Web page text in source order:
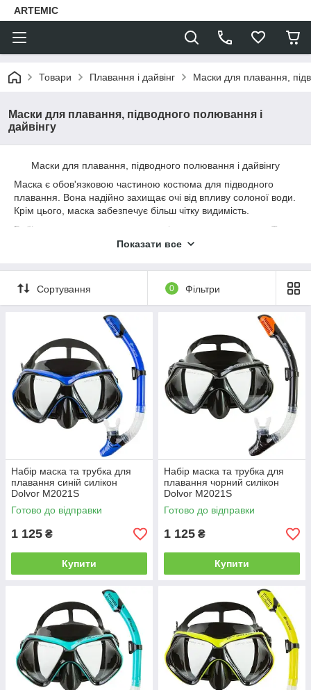
ARTEMIC
Товари Плавання і дайвінг Маски для плавання,
Маски для плавання, підводного полювання і
дайвінгу
Маски для плавання, підводного полювання і дайвінгу
Маска є обов'язковою частиною костюма для підводного
плавання. Вона надійно захищає очі від впливу солоної води.
Крім цього, маска забезпечує більш чітку видимість.
Вибір цього аксесуара залежить від мети використання. Так,
маски для звичайного пірнання не повинні мати занадто
Наш інтернет-магазин пропонує придбати продукцію, яка
відрізняється рядом переваг. У їх числі:
1. Надійні матеріали, розраховані на сильні навантаження.
Крім цього, скло має спеціальну структуру, яка захищає очі
від осколків навіть при утворенні тріщин.
2. Зручна конструкція, яка не заважає плавання під водою і
забезпечує максимальний комфорт. Таким же параметрам
відповідають трубки.
3. Широке скло, яке забезпечує хороший огляд під водою.
При цьому вартість продукції в інтернет-магазині
відрізняється вигідністю і доступністю!
Показати все
Сортування 0 Фільтри
Набір маска та трубка для
плавання синій силікон
Dolvor M2021S
Готово до відправки
1 125 ₴
Купити
Набір маска та трубка для
плавання чорний силікон
Dolvor M2021S
Готово до відправки
1 125 ₴
Купити